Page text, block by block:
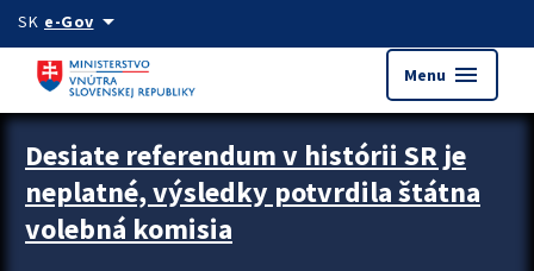
Preskocit na hlavný obsah
SK e-Govarrow_drop_down
Menu menu
Zastavit automatický posun upútavok
Desiate referendum v histórii SR je
neplatné, výsledky potvrdila štátna
volebná komisia